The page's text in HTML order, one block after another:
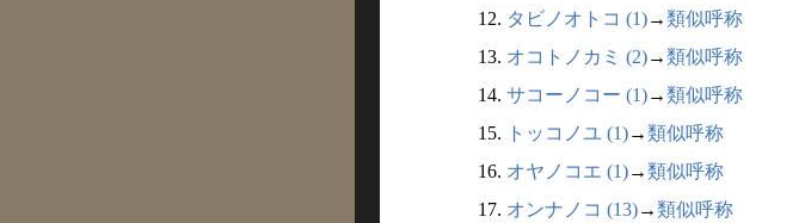
12. タビノオトコ (1)→類似呼称
13. オコトノカミ (2)→類似呼称
14. サコーノコー (1)→類似呼称
15.
トッコノユ (1)→類似呼称
16. オヤノコエ (1)→類似呼称
17. オンナノコ (13)→類似呼称